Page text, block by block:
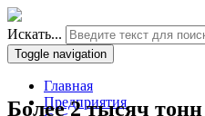
Искать...
Toggle navigation
Главная
Предприятия
Более 2 тысяч